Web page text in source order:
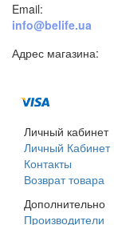
Email:
info@belife.ua
Адрес магазина:
Личный кабинет
Личный Кабинет
Контакты
Возврат товара
Дополнительно
Производители